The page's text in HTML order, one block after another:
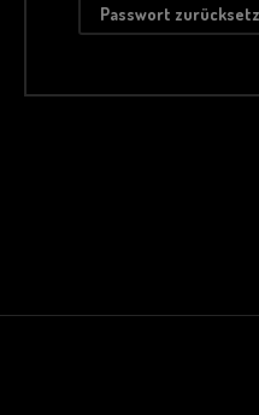
Passwort